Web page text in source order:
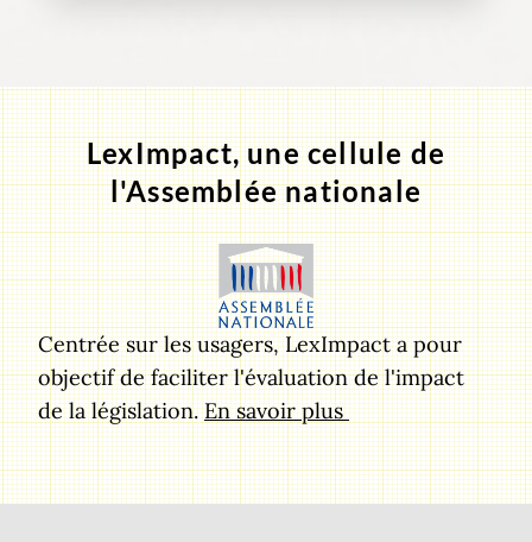
LexImpact, une cellule de
l'Assemblée nationale
Centrée sur les usagers, LexImpact a pour
objectif de faciliter l'évaluation de l'impact
de la législation.En savoir plus